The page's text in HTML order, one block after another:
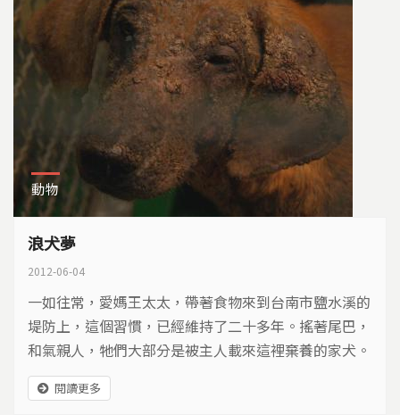
動物
浪犬夢
2012-06-04
一如往常，愛媽王太太，帶著食物來到台南市鹽水溪的
堤防上，這個習慣，已經維持了二十多年。搖著尾巴，
和氣親人，牠們大部分是被主人載來這裡棄養的家犬。
餵完一群換一群，王媽媽的下午就這麼度過了...
閱讀更多